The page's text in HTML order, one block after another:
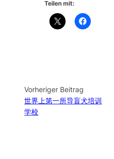
Teilen mit:
Vorheriger Beitrag
世界上第一所导盲犬培训
学校